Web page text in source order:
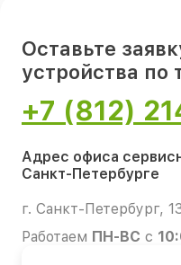
Оставьте
устройства по
+7 (812)
Адрес офиса
Санкт-Петербурге
г. Санкт-Петербург,
Работаем ПН-ВС с